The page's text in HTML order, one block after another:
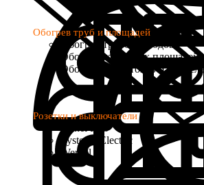
Обогрев труб и площадей
Обогрев трубопроводов
Обогрев открытых площадей
Обогрев водостоков и кровель
Розетки и выключатели
Donel R98
Systeme Electric
Werkel